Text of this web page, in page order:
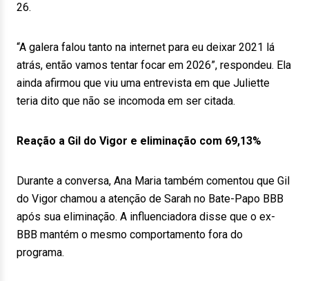
26.
“A galera falou tanto na internet para eu deixar 2021 lá
atrás, então vamos tentar focar em 2026”, respondeu. Ela
ainda afirmou que viu uma entrevista em que Juliette
teria dito que não se incomoda em ser citada.
Reação a Gil do Vigor e eliminação com 69,13%
Durante a conversa, Ana Maria também comentou que Gil
do Vigor chamou a atenção de Sarah no Bate-Papo BBB
após sua eliminação. A influenciadora disse que o ex-
BBB mantém o mesmo comportamento fora do
programa.